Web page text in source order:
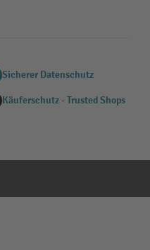
Sicherer Datenschutz
Käuferschutz - Trusted Shops